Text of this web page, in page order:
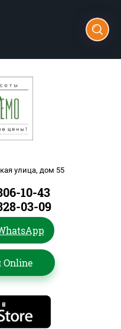
улица, дом 55
10-43
03-09
Online